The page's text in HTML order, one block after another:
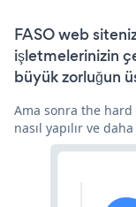
FASO web
işletmelerinizin
büyük zorluğun
Ama sonra the
nasıl yapılır ve